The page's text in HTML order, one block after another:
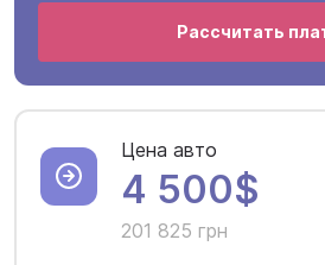
Рассчитать
Цена авто
4 500$
201 825 грн